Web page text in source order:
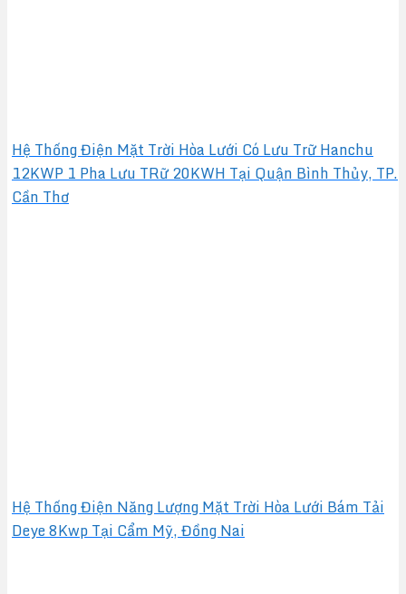
Hệ Thống Điện Mặt Trời Hòa Lưới Có Lưu Trữ Hanchu
12KWP 1 Pha Lưu TRữ 20KWH Tại Quận Bình Thủy, TP.
Cần Thơ
Hệ Thống Điện Năng Lượng Mặt Trời Hòa Lưới Bám Tải
Deye 8Kwp Tại Cẩm Mỹ, Đồng Nai